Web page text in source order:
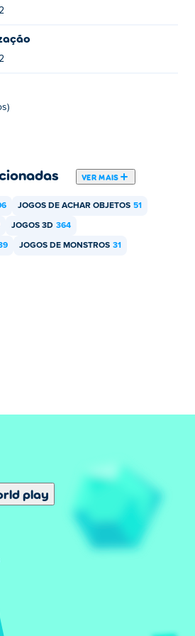
Dungeon 3D?
pelo Studio Laaya. Este é o
Horror Dungeon 3D de
Dungeon no celular e no
VER MAIS
JOGOS DE ACHAR OBJETOS 51
JOGOS 3D 364
JOGOS DE MONSTROS 31
play